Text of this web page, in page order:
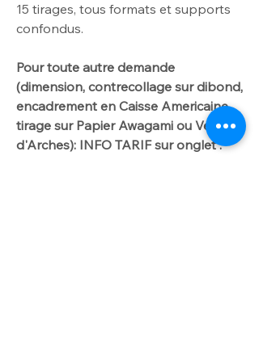
15 tirages, tous formats et supports
confondus.
Pour toute autre demande
(dimension, contrecollage sur dibond,
encadrement en Caisse Americaine,
tirage sur Papier Awagami ou Velin
d'Arches): INFO TARIF sur onglet :